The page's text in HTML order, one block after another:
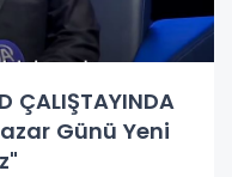
ÇALIŞTAYINDA
Günü Yeni